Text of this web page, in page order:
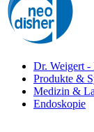
Dr. Weigert -
Produkte &
Medizin &
Endoskopie